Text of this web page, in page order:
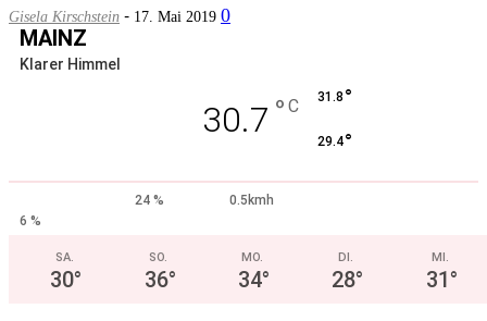
Gisela Kirschstein - 17. Mai 2019 0
MAINZ
Klarer Himmel
30.7 ° C 31.8 °
29.4°
24 %
0.5kmh
6 %
SA.
30°
SO.
36°
MO.
34°
DI.
28°
MI.
31°